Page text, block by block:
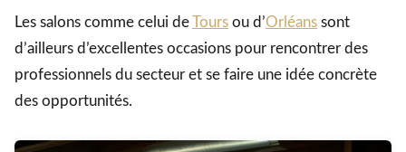
Les salons comme celui deTours ou d’Orléans sont
d’ailleurs d’excellentes occasions pour rencontrer des
professionnels du secteur et se faire une idée concrète
des opportunités.